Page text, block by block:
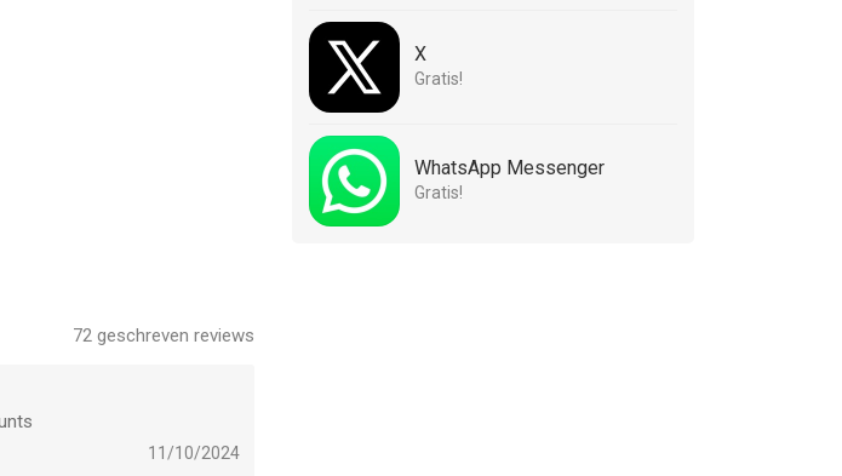
72 geschreven reviews
11/10/2024
X
Gratis!
WhatsApp Messenger
Gratis!